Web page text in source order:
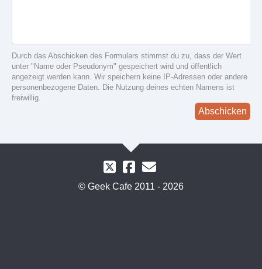
Durch das Abschicken des Formulars stimmst du zu, dass der Wert
unter "Name oder Pseudonym" gespeichert wird und öffentlich
angezeigt werden kann. Wir speichern keine IP-Adressen oder andere
personenbezogene Daten. Die Nutzung deines echten Namens ist
freiwillig.
Abschicken
© Geek Cafe 2011 - 2026